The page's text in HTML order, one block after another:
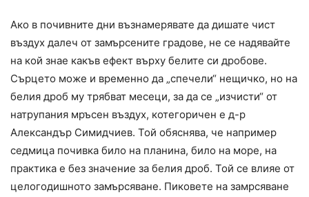
Ако в почивните дни възнамерявате да дишате чист
въздух далеч от замърсените градове, не се надявайте
на кой знае какъв ефект върху белите си дробове.
Сърцето може и временно да „спечели“ нещичко, но на
белия дроб му трябват месеци, за да се „изчисти“ от
натрупания мръсен въздух, котегоричен е д-р
Александър Симидчиев. Той обяснява, че например
седмица почивка било на планина, било на море, на
практика е без значение за белия дроб. Той се влияе от
целогодишното замърсяване. Пиковете на замрсяване